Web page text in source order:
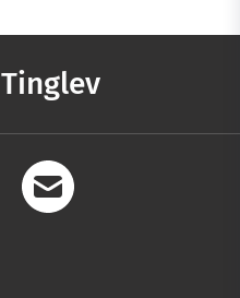
Tinglev